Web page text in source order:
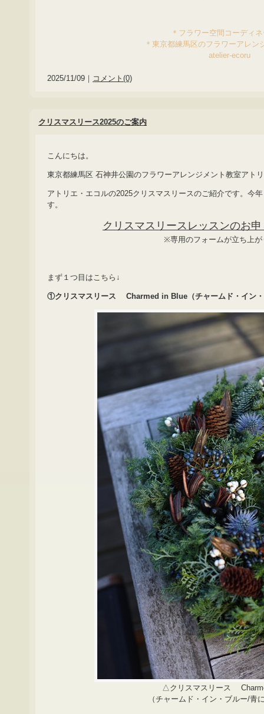
＊フラワー空間コーディ
＊東京都練馬区のフラワーアレ
atelier-ecoru
2025/11/09｜ コメント(0)
クリスマスリース2025のご案内
こんにちは。
東京都練馬区 石神井公園のフラワーアレンジメント教室アト
アトリエ・エコルの2025クリスマスリースのご紹介です。今
す。
クリスマスリースレッスンのお
※専用のフォームが立ち上
まず１つ目はこちら↓
①クリスマスリース Charmed in Blue（チャームド・イン・
△クリスマスリース
（チャームド・イン・ブルー/青